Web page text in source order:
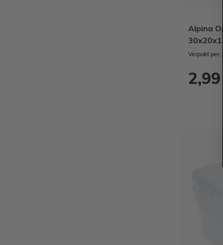
Alpina
Verpakt per
2,99